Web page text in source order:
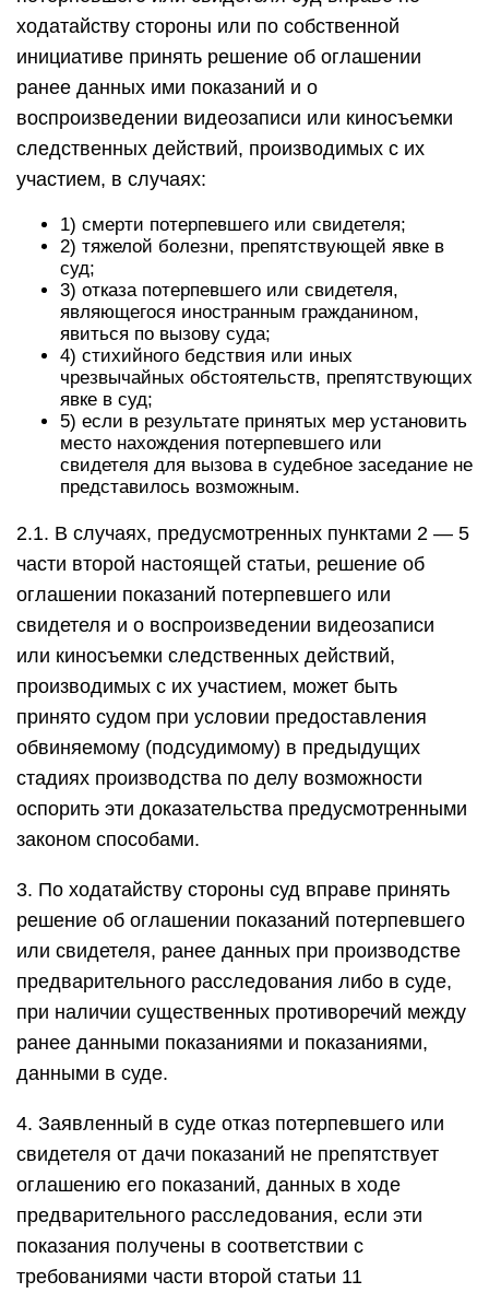
ходатайству стороны или по собственной
инициативе принять решение об оглашении
ранее данных ими показаний и о
воспроизведении видеозаписи или киносъемки
следственных действий, производимых с их
участием, в случаях:
1) смерти потерпевшего или свидетеля;
2) тяжелой болезни, препятствующей явке в
суд;
3) отказа потерпевшего или свидетеля,
являющегося иностранным гражданином,
явиться по вызову суда;
4) стихийного бедствия или иных
чрезвычайных обстоятельств, препятствующих
явке в суд;
5) если в результате принятых мер установить
место нахождения потерпевшего или
свидетеля для вызова в судебное заседание не
представилось возможным.
2.1. В случаях, предусмотренных пунктами 2 — 5
части второй настоящей статьи, решение об
оглашении показаний потерпевшего или
свидетеля и о воспроизведении видеозаписи
или киносъемки следственных действий,
производимых с их участием, может быть
принято судом при условии предоставления
обвиняемому (подсудимому) в предыдущих
стадиях производства по делу возможности
оспорить эти доказательства предусмотренными
законом способами.
3. По ходатайству стороны суд вправе принять
решение об оглашении показаний потерпевшего
или свидетеля, ранее данных при производстве
предварительного расследования либо в суде,
при наличии существенных противоречий между
ранее данными показаниями и показаниями,
данными в суде.
4. Заявленный в суде отказ потерпевшего или
свидетеля от дачи показаний не препятствует
оглашению его показаний, данных в ходе
предварительного расследования, если эти
показания получены в соответствии с
требованиями части второй статьи 11